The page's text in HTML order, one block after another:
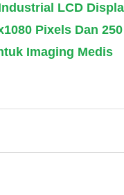
LCD
Pixels Dan
Imaging Medis